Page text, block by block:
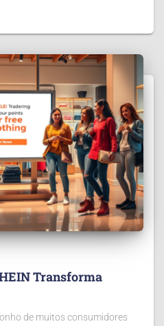
Transforma
de muitos consumidores